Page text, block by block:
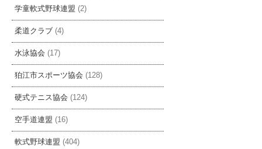
学童軟式野球連盟 (2)
柔道クラブ (4)
水泳協会 (17)
狛江市スポーツ協会 (128)
硬式テニス協会 (124)
空手道連盟 (16)
軟式野球連盟 (404)